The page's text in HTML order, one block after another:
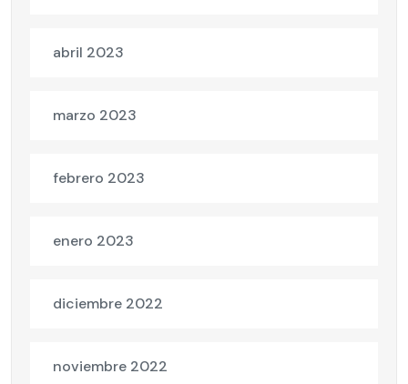
abril 2023
marzo 2023
febrero 2023
enero 2023
diciembre 2022
noviembre 2022